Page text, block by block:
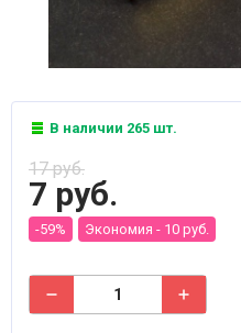
В наличии 265 шт.
17 руб.
7 руб.
-59% Экономия - 10 руб.